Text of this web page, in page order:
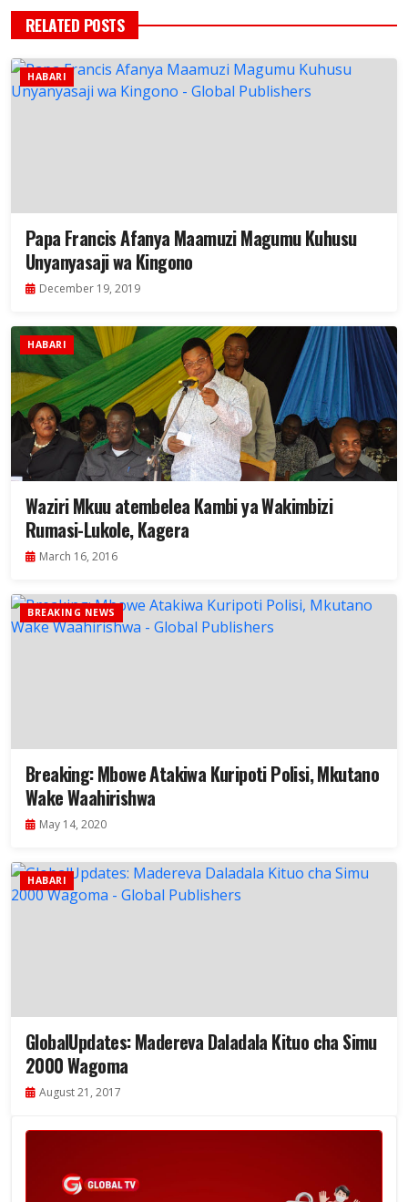
RELATED POSTS
HABARI
Papa Francis Afanya Maamuzi Magumu Kuhusu
Unyanyasaji wa Kingono
December 19, 2019
HABARI
Waziri Mkuu atembelea Kambi ya Wakimbizi
Rumasi-Lukole, Kagera
March 16, 2016
BREAKING NEWS
Breaking: Mbowe Atakiwa Kuripoti Polisi, Mkutano
Wake Waahirishwa
May 14, 2020
HABARI
GlobalUpdates: Madereva Daladala Kituo cha Simu
2000 Wagoma
August 21, 2017